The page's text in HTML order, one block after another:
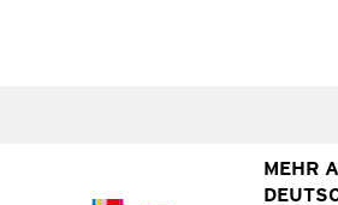
MEHR